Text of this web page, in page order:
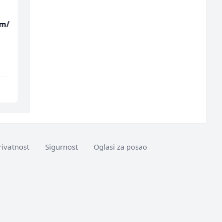
Sigurnost Oglasi za posao